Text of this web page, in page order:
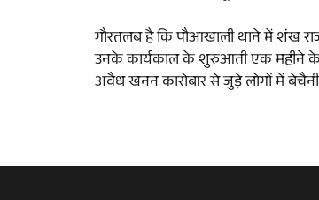
गौरतलब है कि पौआखाली थाने में शंख
उनके कार्यकाल के शुरुआती एक महीने के
अवैध खनन कारोबार से जुड़े लोगों में बेचैनी